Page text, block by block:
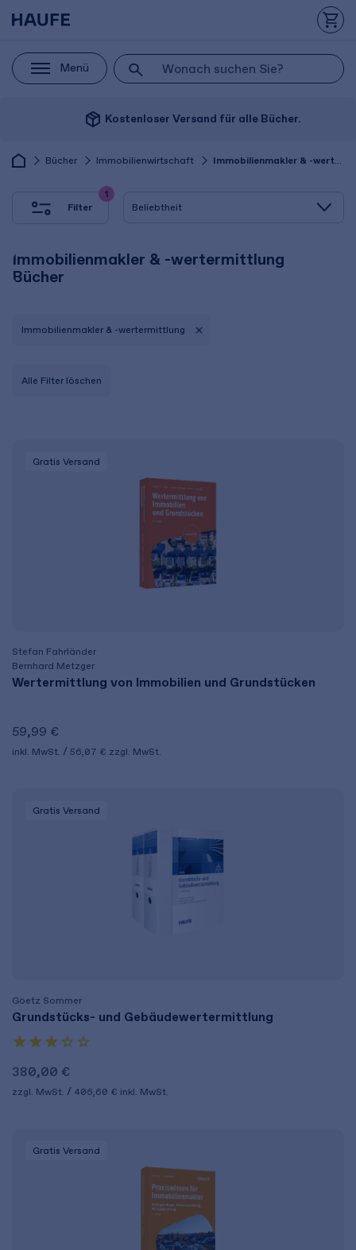
Menü
package_2 Kostenloser Versand für alle Bücher.
Bücher Immobilienwirtschaft Immobilienmakler & -wertermittlung
Filter
1
Immobilienmakler & -wertermittlung
Bücher
Immobilienmakler & -wertermittlung
Alle Filter löschen
Gratis Versand
Stefan Fahrländer
Bernhard Metzger
Wertermittlung von Immobilien und Grundstücken
59,99 €
inkl. MwSt. 56,07 € zzgl. MwSt.
Gratis Versand
Goetz Sommer
Grundstücks- und Gebäudewertermittlung
380,00 €
zzgl. MwSt. 406,60 € inkl. MwSt.
Gratis Versand